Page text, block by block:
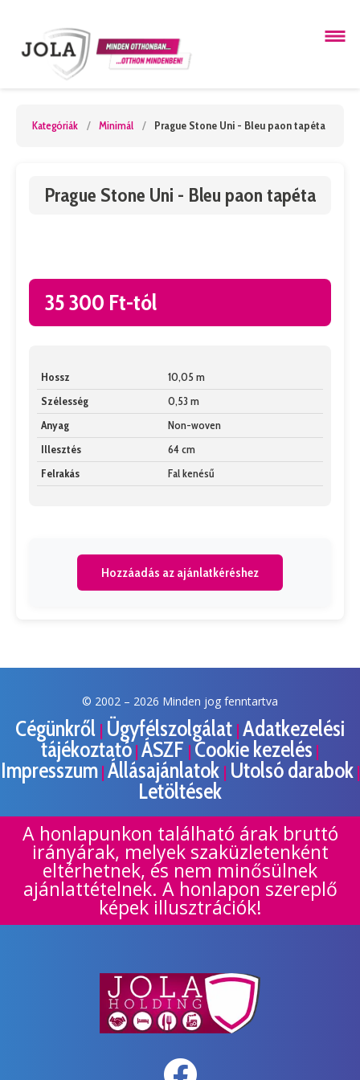
Kategóriák / Minimál / Prague Stone Uni - Bleu paon tapéta
Prague Stone Uni - Bleu paon tapéta
35 300 Ft-tól
Hossz
10,05 m
Szélesség
0,53 m
Anyag
Non-woven
Illesztés
64 cm
Felrakás
Fal kenésű
Hozzáadás az ajánlatkéréshez
© 2002 – 2026 Minden jog fenntartva
Cégünkről | Ügyfélszolgálat | Adatkezelési
tájékoztató | ÁSZF | Cookie kezelés |
Impresszum| Állásajánlatok | Utolsó darabok|
Letöltések
A honlapunkon található árak bruttó
irányárak, melyek szaküzletenként
eltérhetnek, és nem minősülnek
ajánlattételnek. A honlapon szereplő
képek illusztrációk!